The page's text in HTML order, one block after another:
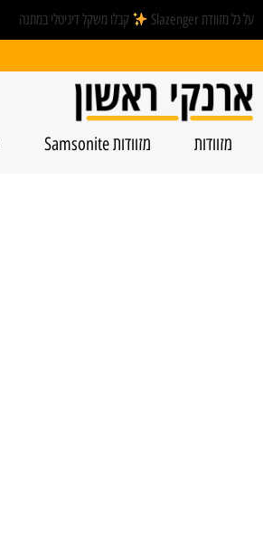
על כל מזוודת Slazenger קבלו משקל דיגיטלי במתנה
מזוודות מזוודות Samsonite